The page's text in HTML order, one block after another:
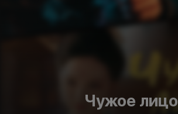
Чужое лицо